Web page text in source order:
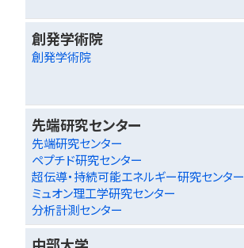
創発学術院
創発学術院
先端研究センター
先端研究センター
ペプチド研究センター
超伝導・持続可能エネルギー研究センター
ミュオン理工学研究センター
分析計測センター